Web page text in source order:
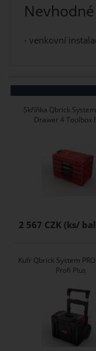
- venkovní
Skříňka Qbrick System
Drawer 4 Toolbox
2 567 CZK
Kufr Qbrick System
Profi Plus